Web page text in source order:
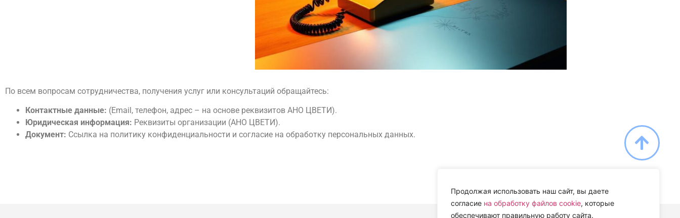
Продолжая использовать наш сайт, вы даете
согласие на обработку файлов cookie, которые
обеспечивают правильную работу сайта.
По всем вопросам сотрудничества, получения услуг или консультаций обращайтесь:
Контактные данные: (Email, телефон, адрес – на основе реквизитов АНО ЦВЕТИ).
Юридическая информация: Реквизиты организации (АНО ЦВЕТИ).
Документ: Ссылка на политику конфиденциальности и согласие на обработку персональных данных.